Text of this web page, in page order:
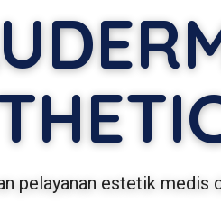
pelayanan estetik medis